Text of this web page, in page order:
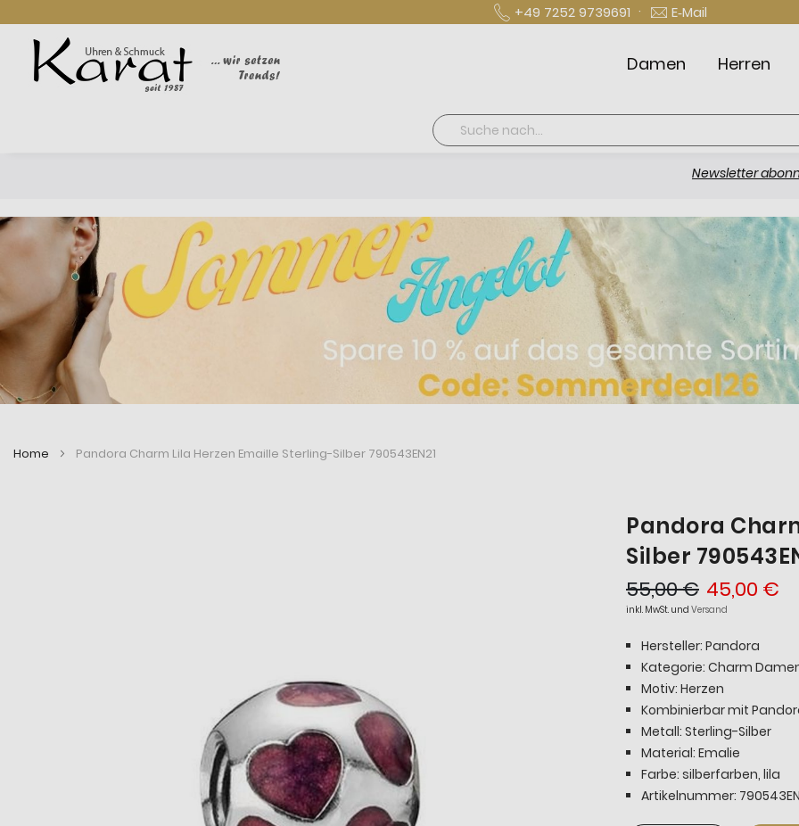
+49 7252 9739691 · E‑Mail
Damen Herren
Suche
Newsletter abonnieren
Home Pandora Charm Lila Herzen Emaille Sterling-Silber 790543EN21
Pandora
Silber
45,00 €
55,00 €
inkl. MwSt. und Versand
Hersteller: Pandora
Kategorie: Charm
Motiv: Herzen
Kombinierbar mit
Metall: Sterling-Silber
Material: Emalie
Farbe: silberfarben, lila
Artikelnummer: